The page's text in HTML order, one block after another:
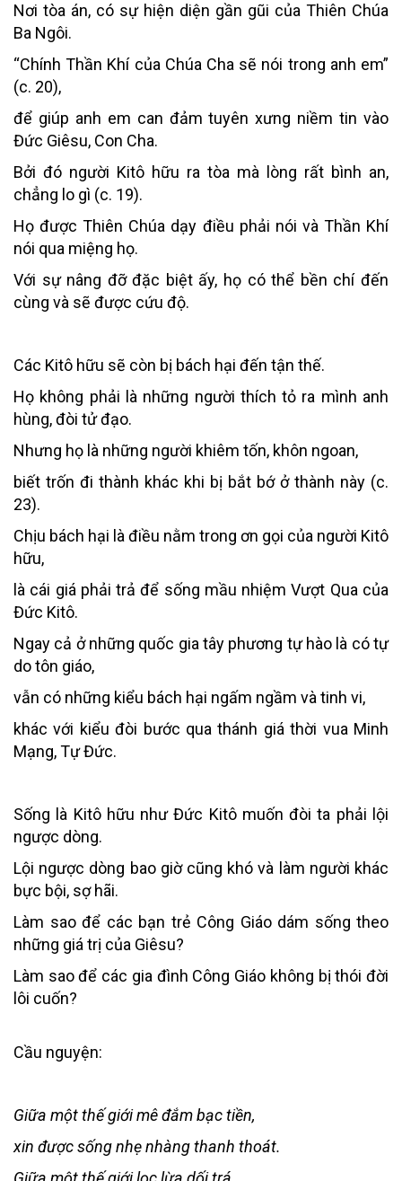
Nơi tòa án, có sự hiện diện gần gũi của Thiên Chúa
Ba Ngôi.
“Chính Thần Khí của Chúa Cha sẽ nói trong anh em”
(c. 20),
để giúp anh em can đảm tuyên xưng niềm tin vào
Đức Giêsu, Con Cha.
Bởi đó người Kitô hữu ra tòa mà lòng rất bình an,
chẳng lo gì (c. 19).
Họ được Thiên Chúa dạy điều phải nói và Thần Khí
nói qua miệng họ.
Với sự nâng đỡ đặc biệt ấy, họ có thể bền chí đến
cùng và sẽ được cứu độ.
Các Kitô hữu sẽ còn bị bách hại đến tận thế.
Họ không phải là những người thích tỏ ra mình anh
hùng, đòi tử đạo.
Nhưng họ là những người khiêm tốn, khôn ngoan,
biết trốn đi thành khác khi bị bắt bớ ở thành này (c.
23).
Chịu bách hại là điều nằm trong ơn gọi của người Kitô
hữu,
là cái giá phải trả để sống mầu nhiệm Vượt Qua của
Đức Kitô.
Ngay cả ở những quốc gia tây phương tự hào là có tự
do tôn giáo,
vẫn có những kiểu bách hại ngấm ngầm và tinh vi,
khác với kiểu đòi bước qua thánh giá thời vua Minh
Mạng, Tự Đức.
Sống là Kitô hữu như Đức Kitô muốn đòi ta phải lội
ngược dòng.
Lội ngược dòng bao giờ cũng khó và làm người khác
bực bội, sợ hãi.
Làm sao để các bạn trẻ Công Giáo dám sống theo
những giá trị của Giêsu?
Làm sao để các gia đình Công Giáo không bị thói đời
lôi cuốn?
Cầu nguyện:
Giữa một thế giới mê đắm bạc tiền,
xin được sống nhẹ nhàng thanh thoát.